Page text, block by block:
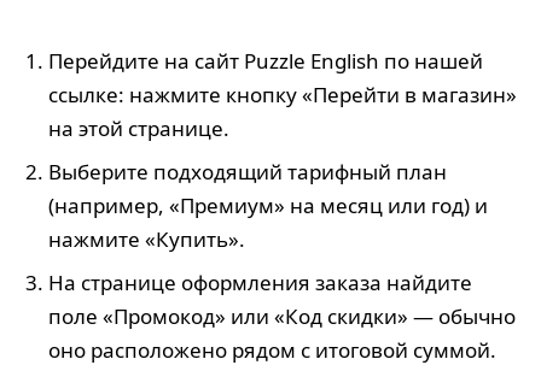
Перейдите на сайт Puzzle English по нашей
ссылке: нажмите кнопку «Перейти в магазин»
на этой странице.
Выберите подходящий тарифный план
(например, «Премиум» на месяц или год) и
нажмите «Купить».
На странице оформления заказа найдите
поле «Промокод» или «Код скидки» — обычно
оно расположено рядом с итоговой суммой.